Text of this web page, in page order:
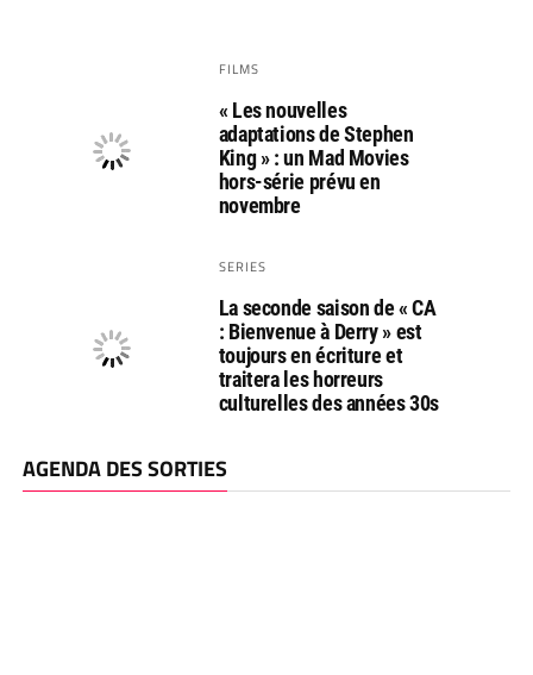
FILMS
« Les nouvelles
adaptations de Stephen
King » : un Mad Movies
hors-série prévu en
novembre
SERIES
La seconde saison de « CA
: Bienvenue à Derry » est
toujours en écriture et
traitera les horreurs
culturelles des années 30s
AGENDA DES SORTIES